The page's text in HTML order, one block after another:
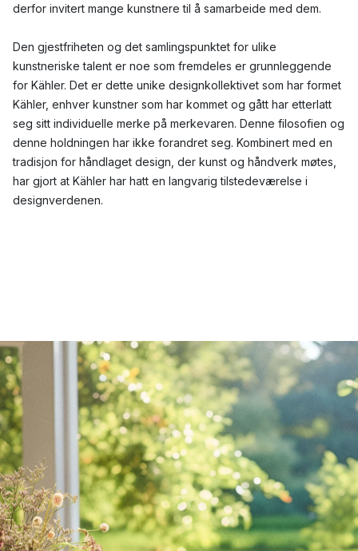
derfor invitert mange kunstnere til å samarbeide med dem.
Den gjestfriheten og det samlingspunktet for ulike
kunstneriske talent er noe som fremdeles er grunnleggende
for Kähler. Det er dette unike designkollektivet som har formet
Kähler, enhver kunstner som har kommet og gått har etterlatt
seg sitt individuelle merke på merkevaren. Denne filosofien og
denne holdningen har ikke forandret seg. Kombinert med en
tradisjon for håndlaget design, der kunst og håndverk møtes,
har gjort at Kähler har hatt en langvarig tilstedeværelse i
designverdenen.